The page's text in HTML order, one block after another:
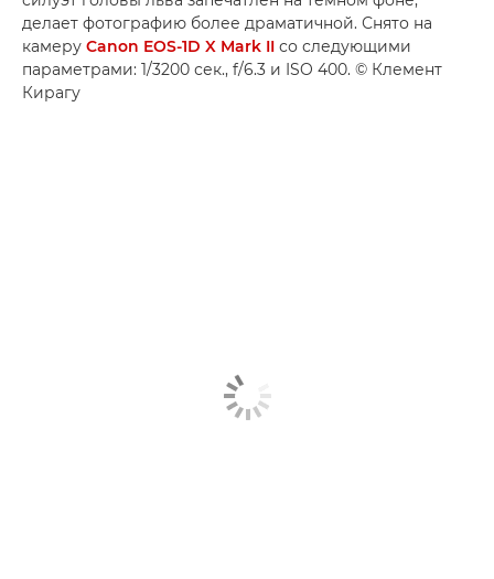
делает фотографию более драматичной. Снято на
камеру Canon EOS-1D X Mark II со следующими
параметрами: 1/3200 сек., f/6.3 и ISO 400. © Клемент
Кирагу